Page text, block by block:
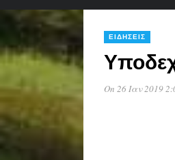
ΕΙΔΉΣΕΙΣ
On 26 Ιαν 2019